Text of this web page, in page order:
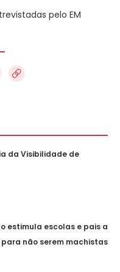
pelo EM
da Visibilidade de
estimula escolas e pais a
não serem machistas